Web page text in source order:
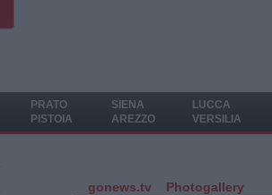
PRATO
PISTOIA
SIENA
AREZZO
LUCCA
VERSILIA
gonews.tv Photogallery